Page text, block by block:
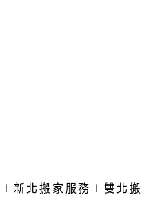
∣新北搬家服務 ∣雙北搬